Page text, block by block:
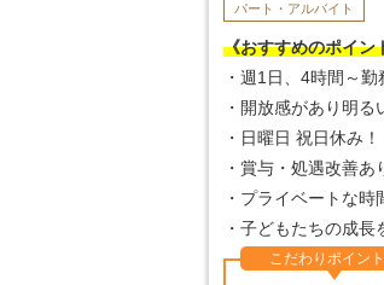
パート・アルバイト
《おすすめのポイン
・週1日、4時間～勤
・開放感があり明る
・日曜日 祝日休み！
・賞与・処遇改善あ
・プライベートな
・子どもたちの成
こだわりポイント